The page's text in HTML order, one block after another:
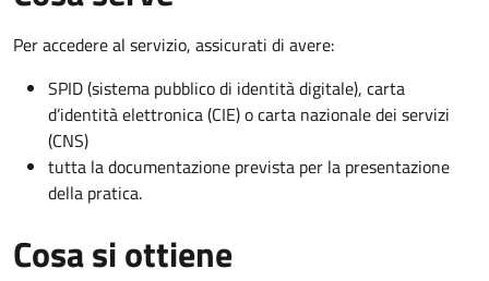
Per accedere al servizio, assicurati di avere:
SPID (sistema pubblico di identità digitale), carta
d’identità elettronica (CIE) o carta nazionale dei servizi
(CNS)
tutta la documentazione prevista per la presentazione
della pratica.
Cosa si ottiene